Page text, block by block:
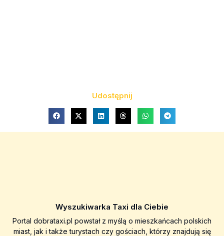
Udostępnij
Wyszukiwarka Taxi dla Ciebie
Portal dobrataxi.pl powstał z myślą o mieszkańcach polskich
miast, jak i także turystach czy gościach, którzy znajdują się